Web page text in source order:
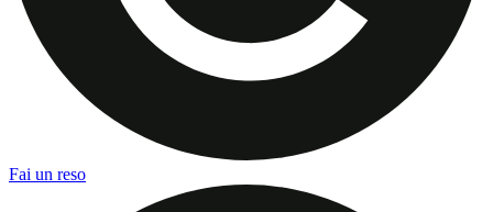
Fai un reso